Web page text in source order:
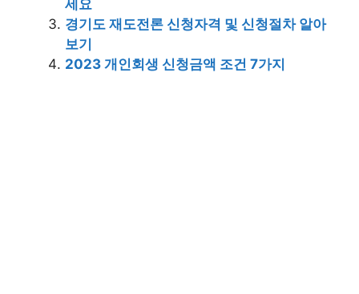
세요
경기도 재도전론 신청자격 및 신청절차 알아
보기
2023 개인회생 신청금액 조건 7가지